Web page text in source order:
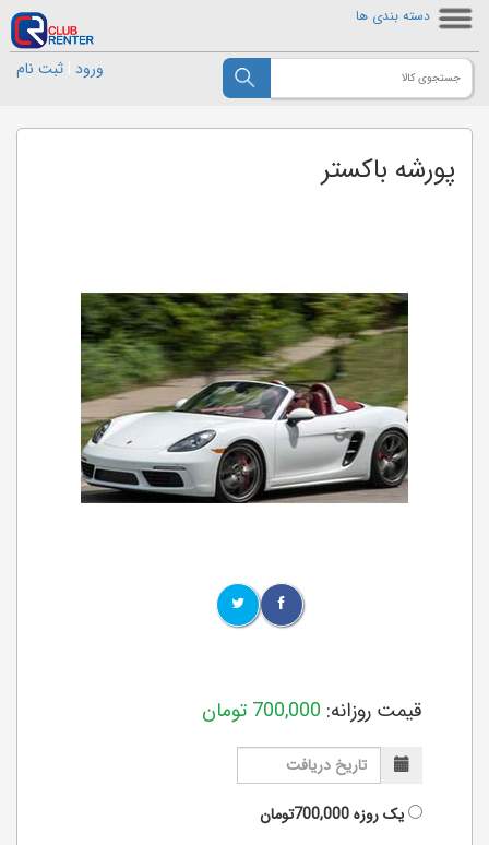
دسته بندی ها
ورود ثبت نام
پورشه باکستر
قیمت روزانه: 700,000 تومان
یک روزه700,000تومان